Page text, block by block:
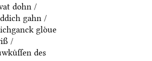
dohn /
gahn /
gloͤue
/
des